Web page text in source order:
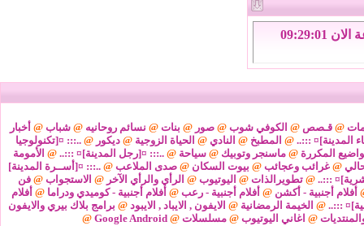
الاحد 9 من اغسطس 2026 , الساعة الان 09:29:02
@قـصص @ الكوفي شوب @صور @ بنات @ نسائم روحانيه @شباب @ أخبار
المدينة]¤ :::.. @ المطبخ @ النادي @ الحياة الزوجية @ديكور @..::: ¤[تكنولوجيا
المكررة @ ماسنجر وتوبيك @ سياحة @ ..::: ¤[رجل المدينة]¤ :::.. @ الأمومة
@ غرائب وعجائب @ بيوت السكان @ صدى الملاعب @ ..::: ¤[أســرة المدينة]
:::..
@ تطويرالذات @ اليوتيوب @ الرأي والرأي الآخر @ الاستجواب @ فن
أفلام أجنبية - أكشن @ أفلام أجنبية - رعب @ أفلام أجنبية - كوميدي ودراما @ أفلام
:::..
@ الخيمة الرمضانية @ الايفون , الايباد , الايبود @ برامج بلاك بيري والايفون
@ اغاني اليوتيوب @مسلسلات @
Google Android
@